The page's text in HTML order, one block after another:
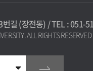
길 (장전동) / TEL : 051-
ALL RIGHTS RESERVED